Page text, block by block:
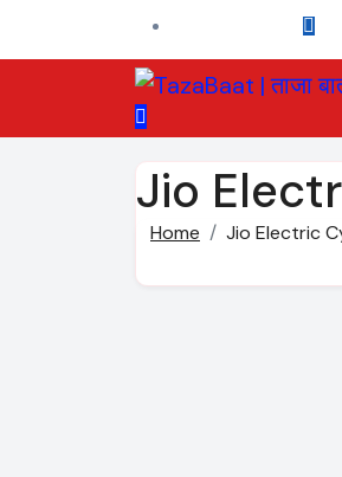
Jio
Home Jio Electric